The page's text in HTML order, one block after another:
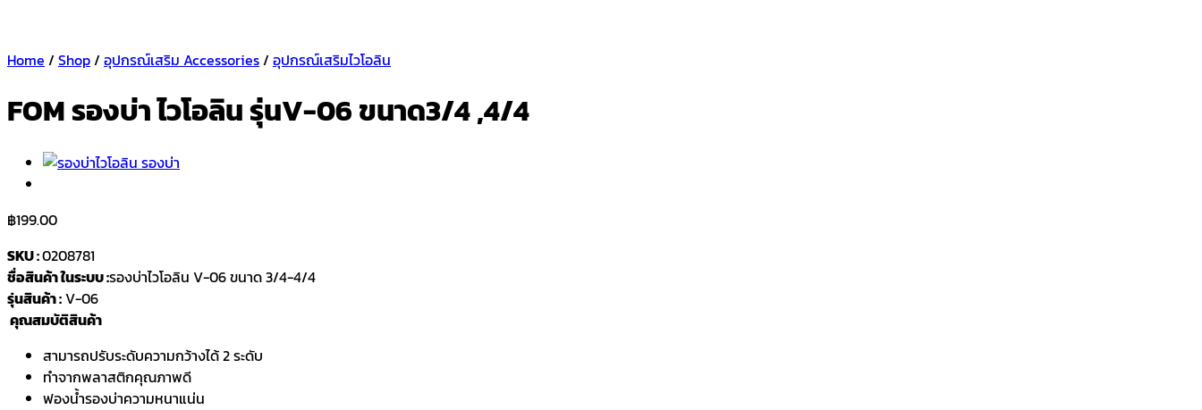
Home / Shop/ อุปกรณ์เสริม Accessories/ อุปกรณ์เสริมไวโอลิน
FOM รองบ่า ไวโอลิน รุ่นV-06 ขนาด3/4 ,4/4
฿199.00
SKU :0208781
ชื่อสินค้า ในระบบ :รองบ่าไวโอลิน V-06 ขนาด 3/4-4/4
รุ่นสินค้า :V-06
คุณสมบัติสินค้า
สามารถปรับระดับความกว้างได้ 2 ระดับ
ทำจากพลาสติกคุณภาพดี
ฟองน้ำรองบ่าความหนาแน่น